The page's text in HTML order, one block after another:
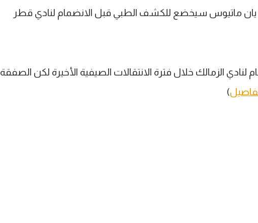
يان ماتيوس سيخضع للكشف الطبي قبل الانضمام لنادي قطر
لنادي الزمالك خلال فترة الانتقالات الصيفية الأخيرة لكن الصفقة
)